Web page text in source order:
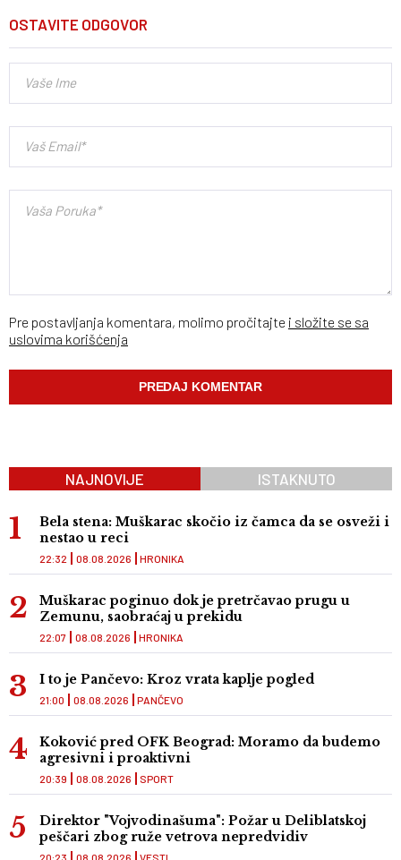
OSTAVITE ODGOVOR
Pre postavljanja komentara, molimo pročitajte i složite se sa
uslovima korišćenja
NAJNOVIJE ISTAKNUTO
Bela stena: Muškarac skočio iz čamca da se osveži i
nestao u reci
HRONIKA
22:32 08.08.2026
Muškarac poginuo dok je pretrčavao prugu u
Zemunu, saobraćaj u prekidu
HRONIKA
22:07 08.08.2026
I to je Pančevo: Kroz vrata kaplje pogled
PANČEVO
21:00 08.08.2026
Koković pred OFK Beograd: Moramo da budemo
agresivni i proaktivni
SPORT
20:39 08.08.2026
Direktor "Vojvodinašuma": Požar u Deliblatskoj
peščari zbog ruže vetrova nepredvidiv